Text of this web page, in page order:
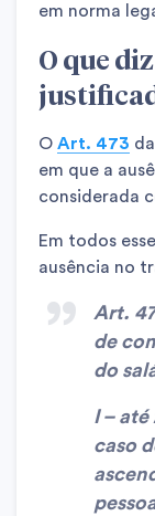
em norma
O que
O Art. 473
em que a
considerada
Em todos
ausência no
Art.
de
do
I –
caso